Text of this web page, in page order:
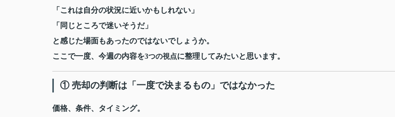
「これは自分の状況に近いかもしれない」
「同じところで迷いそうだ」
と感じた場面もあったのではないでしょうか。
ここで一度、今週の内容を3つの視点に整理してみたいと思います。
① 売却の判断は「一度で決まるもの」ではなかった
価格、条件、タイミング。